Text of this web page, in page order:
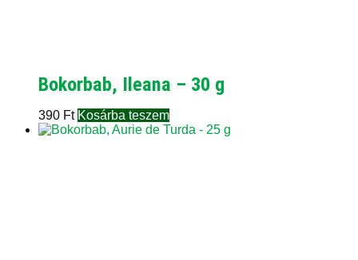
Bokorbab, Ileana – 30 g
390 Ft Kosárba teszem